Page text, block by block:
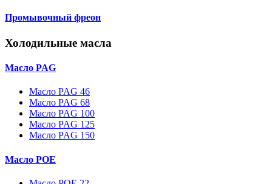
Промывочный фреон
Холодильные масла
Масло PAG
Масло PAG 46
Масло PAG 68
Масло PAG 100
Масло PAG 125
Масло PAG 150
Масло POE